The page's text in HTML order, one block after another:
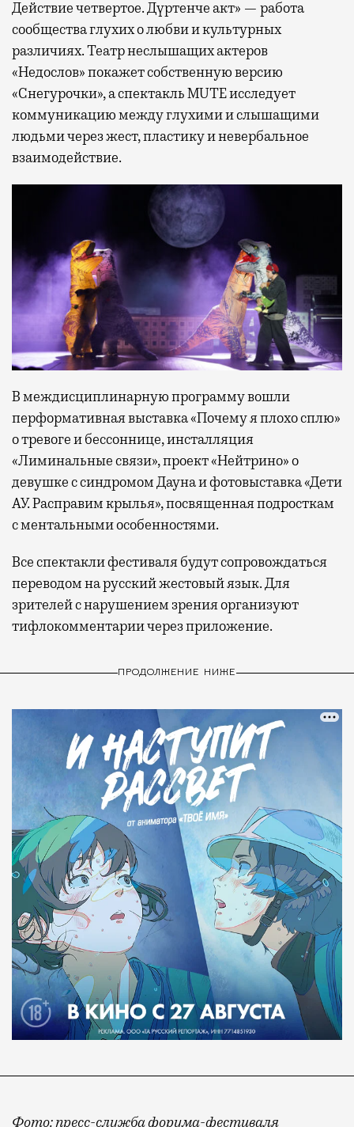
Действие четвертое. Дүртенче акт» — работа
сообщества глухих о любви и культурных
различиях. Театр неслышащих актеров
«Недослов» покажет собственную версию
«Снегурочки», а спектакль MUTE исследует
коммуникацию между глухими и слышащими
людьми через жест, пластику и невербальное
взаимодействие.
В междисциплинарную программу вошли
перформативная выставка «Почему я плохо сплю»
о тревоге и бессоннице, инсталляция
«Лиминальные связи», проект «Нейтрино» о
девушке с синдромом Дауна и фотовыставка «Дети
АУ. Расправим крылья», посвященная подросткам
с ментальными особенностями.
Все спектакли фестиваля будут сопровождаться
переводом на русский жестовый язык. Для
зрителей с нарушением зрения организуют
тифлокомментарии через приложение.
ПРОДОЛЖЕНИЕ НИЖЕ
Фото: пресс-служба форума-фестиваля